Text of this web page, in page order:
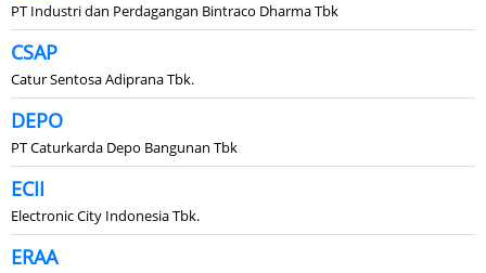
PT Industri dan Perdagangan Bintraco Dharma Tbk
CSAP
Catur Sentosa Adiprana Tbk.
DEPO
PT Caturkarda Depo Bangunan Tbk
ECII
Electronic City Indonesia Tbk.
ERAA